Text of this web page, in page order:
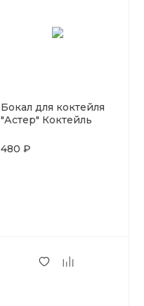
Бокал для коктейля
"Астер" Коктейль
Barware
480 ₽